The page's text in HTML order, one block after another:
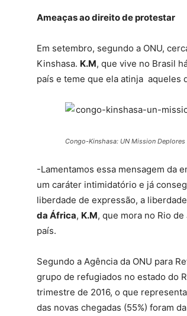
Ameaças ao direito de protestar
Em setembro, segundo a ONU,
Kinshasa. K.M, que vive no Brasil
país e teme que ela atinja aqueles
Congo-Kinshasa: UN Mission
-Lamentamos essa mensagem da
um caráter intimidatório e já
liberdade de expressão, a
da África, K.M, que mora no Rio
país.
Segundo a Agência da ONU para
grupo de refugiados no estado do
trimestre de 2016, o que
das novas chegadas (55%) foram